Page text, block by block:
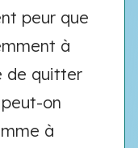
peur que
à
de quitter
on
à